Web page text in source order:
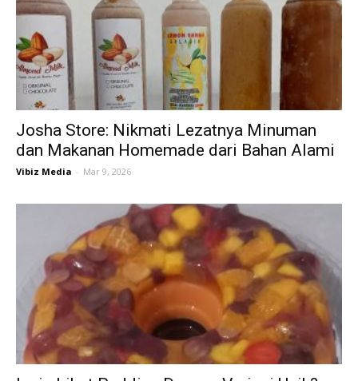
Josha Store: Nikmati Lezatnya Minuman
dan Makanan Homemade dari Bahan Alami
Vibiz Media - Mar 9, 2026